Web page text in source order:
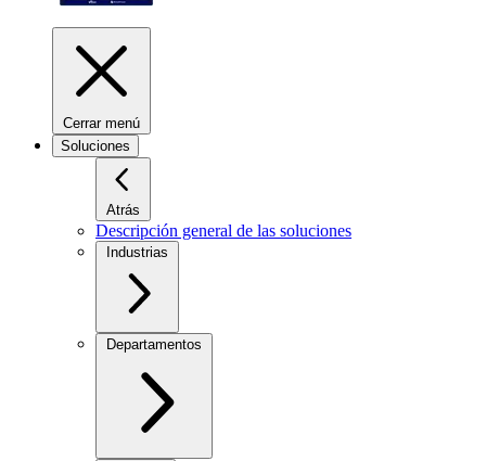
Cerrar menú
Soluciones
Atrás
Descripción general de las soluciones
Industrias
Departamentos